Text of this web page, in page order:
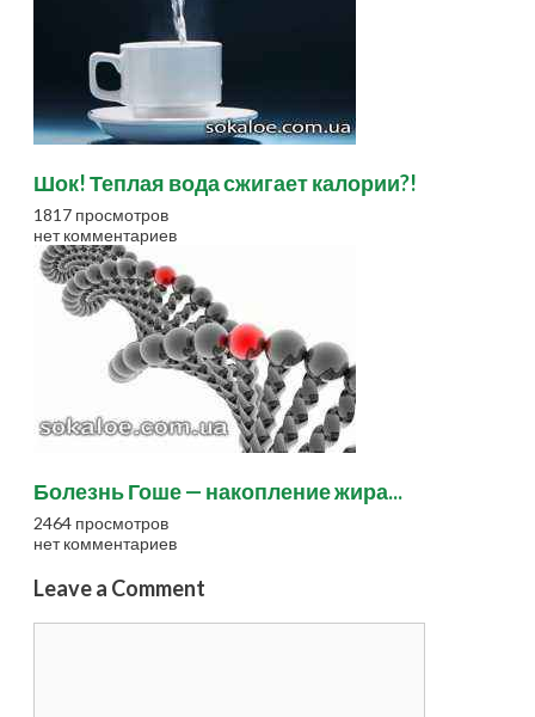
Шок! Теплая вода сжигает калории?!
1817 просмотров
нет комментариев
Болезнь Гоше — накопление жира...
2464 просмотров
нет комментариев
Leave a Comment